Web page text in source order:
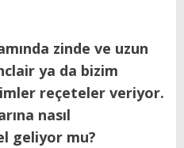
zinde ve uzun
ya da bizim
reçeteler veriyor.
nasıl
geliyor mu?